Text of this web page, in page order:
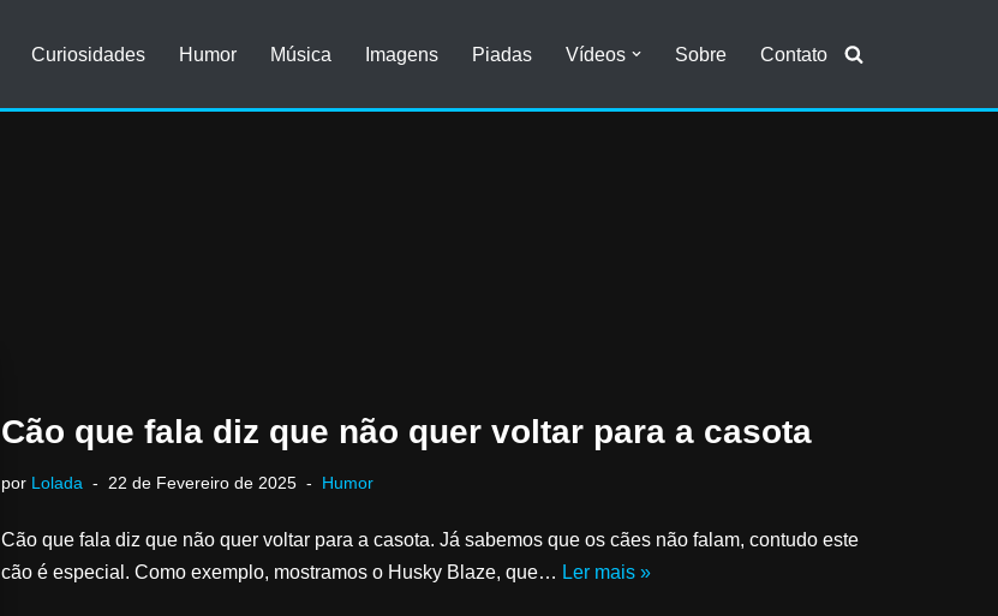
Curiosidades Humor Música Imagens Piadas Vídeos Sobre Contato
Cão que fala diz que não quer voltar para a casota
por Lolada 22 de Fevereiro de 2025 Humor
Cão que fala diz que não quer voltar para a casota. Já sabemos que os cães não falam, contudo este
cão é especial. Como exemplo, mostramos o Husky Blaze, que… Ler mais »